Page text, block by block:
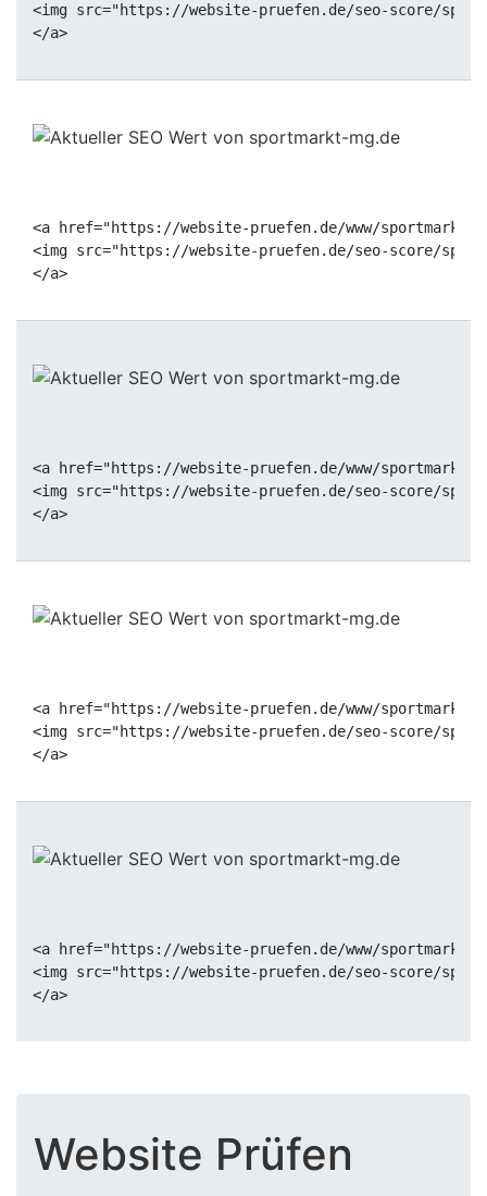
<img src="https://website-pruefen.de/seo-score/
<a href="https://website-pruefen.de/www/sportmarkt-
<img src="https://website-pruefen.de/seo-score/
<a href="https://website-pruefen.de/www/sportmarkt-
<img src="https://website-pruefen.de/seo-score/
<a href="https://website-pruefen.de/www/sportmarkt-
<img src="https://website-pruefen.de/seo-score/
<a href="https://website-pruefen.de/www/sportmarkt-
<img src="https://website-pruefen.de/seo-score/
Website Prüfen